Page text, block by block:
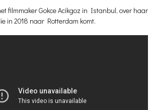
filmmaker Gokce Acikgoz in Istanbul, over haar
in 2018 naar Rotterdam komt.